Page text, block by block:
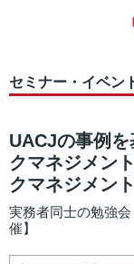
セミナー・イベン
UACJの事例
クマネジメン
クマネジメン
実務者同士の勉強
催】